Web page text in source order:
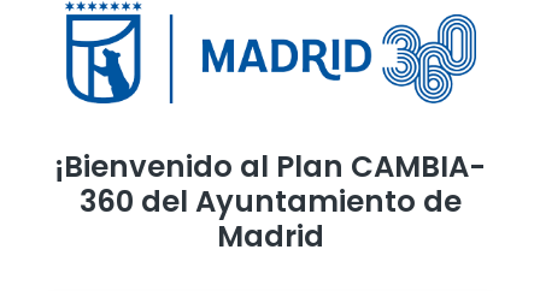
¡Bienvenido al Plan CAMBIA-
360 del Ayuntamiento de
Madrid